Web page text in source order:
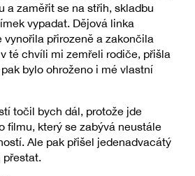
a zaměřit se na střih, skladbu
vypadat. Dějová linka
vynořila přirozeně a zakončila
té chvíli mi zemřeli rodiče, přišla
bylo ohroženo i mé vlastní
točil bych dál, protože jde
filmu, který se zabývá neustále
Ale pak přišel jedenadvacátý
přestat.